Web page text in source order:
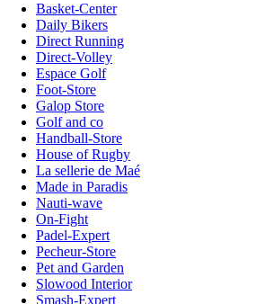
Basket-Center
Daily Bikers
Direct Running
Direct-Volley
Espace Golf
Foot-Store
Galop Store
Golf and co
Handball-Store
House of Rugby
La sellerie de Maé
Made in Paradis
Nauti-wave
On-Fight
Padel-Expert
Pecheur-Store
Pet and Garden
Slowood Interior
Smash-Expert